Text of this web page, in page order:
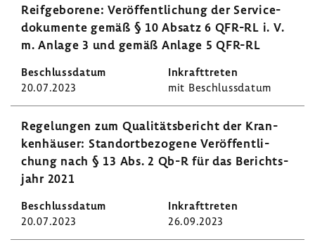
Reif­ge­bo­rene: Veröf­fent­li­chung der Servi­ce­
do­ku­mente gemäß § 10 Absatz 6 QFR-RL i. V.
m. Anlage 3 und gemäß Anlage 5 QFR-RL
20.07.2023 mit Beschluss­datum
Rege­lungen zum Quali­täts­be­richt der Kran­
ken­häuser: Stand­ort­be­zo­gene Veröf­fent­li­
chung nach § 13 Abs. 2 Qb-R für das Berichts­
jahr 2021
20.07.2023 26.09.2023